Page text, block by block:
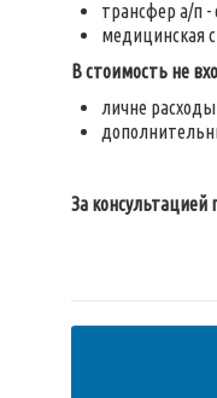
трансфер
В стоимость не
личне расходы
За